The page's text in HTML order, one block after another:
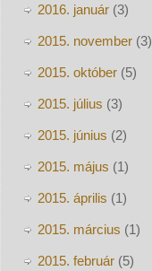
2016. január(3)
2015. november(3)
2015. október(5)
2015. július (3)
2015. június (2)
2015. május (1)
2015. április (1)
2015. március (1)
2015. február(5)